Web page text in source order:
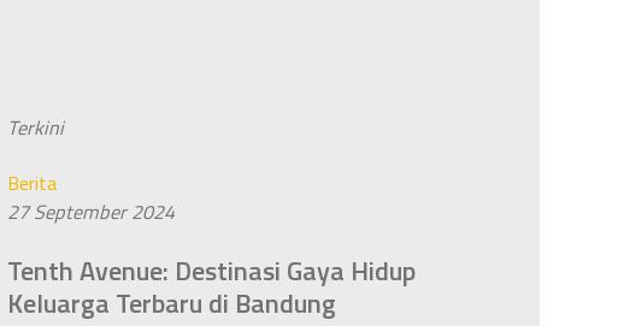
Terkini
Berita
27 September 2024
Tenth Avenue: Destinasi Gaya Hidup
Keluarga Terbaru di Bandung